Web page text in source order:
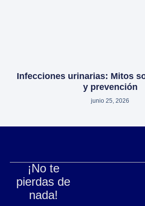
Infecciones urinarias: Mitos
y prevención
junio 25, 2026
¡No te
pierdas de
nada!